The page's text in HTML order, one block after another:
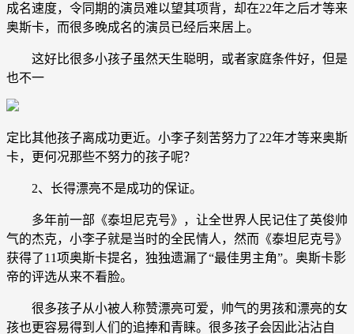
成名速度，令同期的演员难以望其项背，却在22年之后才等来
奥斯卡，而很多晚成名的演员已经后来居上。
这好比很多小孩子虽然天生聪明，或者家庭条件好，但是
也不一
定比其他孩子离成功更近。小李子刻苦努力了22年才等来奥斯
卡，更何况那些不努力的孩子呢？
2、长得漂亮不是成功的保证。
多年前一部《泰坦尼克号》，让全世界人民记住了英俊帅
气的杰克，小李子就是当时的全民情人，然而《泰坦尼克号》
获得了11项奥斯卡提名，独独遗漏了“最佳男主角”。奥斯卡影
帝的评选从来不看脸。
很多孩子从小被人称赞漂亮可爱，帅气的男孩和漂亮的女
孩也更容易得到人们的追捧和青睐。很多孩子会因此沾沾自